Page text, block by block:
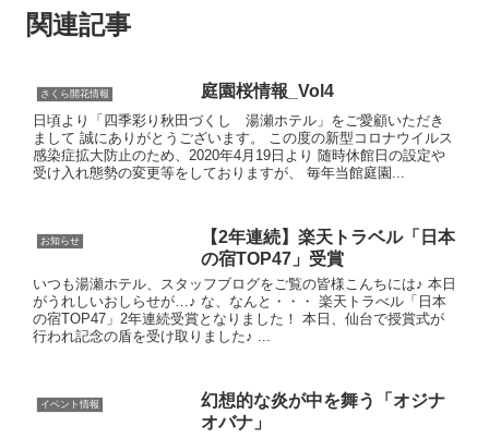
関連記事
さくら開花情報 庭園桜情報_Vol4
日頃より「四季彩り秋田づくし 湯瀬ホテル」をご愛顧いただき
まして 誠にありがとうございます。 この度の新型コロナウイルス
感染症拡大防止のため、2020年4月19日より 随時休館日の設定や
受け入れ態勢の変更等をしておりますが、 毎年当館庭園...
お知らせ
【2年連続】楽天トラベル「日本
の宿TOP47」受賞
いつも湯瀬ホテル、スタッフブログをご覧の皆様こんちには♪ 本日
がうれしいおしらせが…♪ な、なんと・・・ 楽天トラべル「日本
の宿TOP47」2年連続受賞となりました！ 本日、仙台で授賞式が
行われ記念の盾を受け取りました♪ ...
イベント情報
幻想的な炎が中を舞う「オジナ
オバナ」